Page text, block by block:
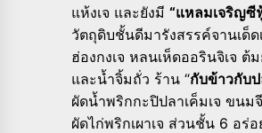
แห้งเจ และยังมี “แหลมเจริญซี
วัตถุดิบชั้นดีมารังสรรค์จานเด็
ฮ่องกงเจ หลนเห็ดออรินจิเจ ต้
และน้ำจิ้มถั่ว ร้าน “กับข้าวกับ
ผัดน้ำพริกกะปิปลาเค็มเจ ขนม
ผัดไก่พริกเผาเจ ส่วนชั้น 6 อร่อ